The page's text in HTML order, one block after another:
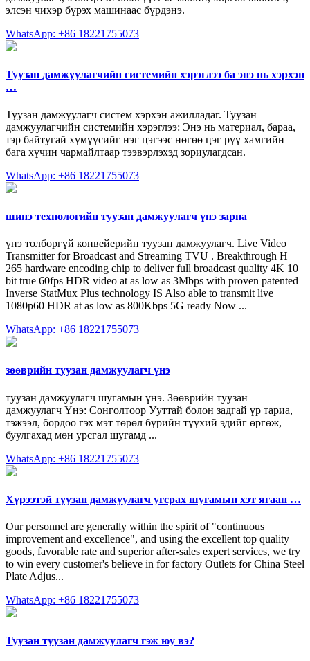
элсэн чихэр бүрэх машинаас бүрдэнэ.
WhatsApp: +86 18221755073
Туузан дамжуулагчийн системийн хэрэглээ ба энэ нь хэрхэн
…
Туузан дамжуулагч систем хэрхэн ажилладаг. Туузан
дамжуулагчийн системийн хэрэглээ: Энэ нь материал, бараа,
тэр байтугай хүмүүсийг нэг цэгээс нөгөө цэг рүү хамгийн
бага хүчин чармайлтаар тээвэрлэхэд зориулагдсан.
WhatsApp: +86 18221755073
шинэ технологийн туузан дамжуулагч үнэ зарна
үнэ төлбөргүй конвейерийн туузан дамжуулагч. Live Video
Transmitter for Broadcast and Streaming TVU . Breakthrough H
265 hardware encoding chip to deliver full broadcast quality 4K 10
bit true 60fps HDR video at as low as 3Mbps with proven patented
Inverse StatMux Plus technology IS Also able to transmit live
1080p60 HDR at as low as 800Kbps 5G ready Now ...
WhatsApp: +86 18221755073
зөөврийн туузан дамжуулагч үнэ
туузан дамжуулагч шугамын үнэ. Зөөврийн туузан
дамжуулагч Үнэ: Сонголтоор Ууттай болон задгай үр тариа,
тэжээл, бордоо гэх мэт төрөл бүрийн түүхий эдийг өргөж,
буулгахад мөн урсгал шугамд ...
WhatsApp: +86 18221755073
Хүрээтэй туузан дамжуулагч угсрах шугамын хэт ягаан …
Our personnel are generally within the spirit of "continuous
improvement and excellence", and using the excellent top quality
goods, favorable rate and superior after-sales expert services, we try
to win every customer's believe in for factory Outlets for China Steel
Plate Adjus...
WhatsApp: +86 18221755073
Туузан туузан дамжуулагч гэж юу вэ?